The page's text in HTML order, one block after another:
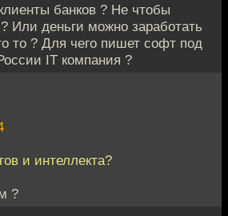
банков ? Не чтобы
Или деньги можно заработать
то ? Для чего пишет софт под
IT компания ?
и интеллекта?
?